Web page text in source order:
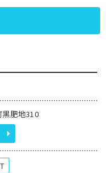
肥地310